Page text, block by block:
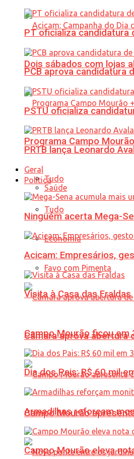
Dois sábados com lojas
Programa Campo
Política
Tudo
Economia
Favo com Pimenta
Câmara aprova abertura
Campo Mourão
PT oficializa candidatura
PCB aprova candidatura
PSTU oficializa
PRTB lança Leonardo
Geral
Tudo
Saúde
Ninguém acerta Mega-
Acicam: Empresários,
Visita à Casa das Fraldas
Campo Mourão ficou em
Dia dos Pais: R$ 60 mil
Armadilhas reforçam
Campo Mourão eleva